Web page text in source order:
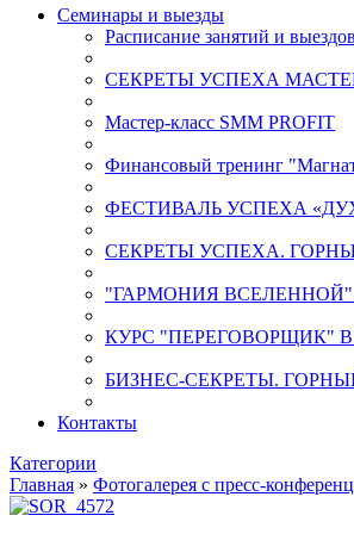
Семинары и выезды
Расписание занятий и выездов
СЕКРЕТЫ УСПЕХА
Мастер-класс SMM PROFIT
Финансовый тренинг
ФЕСТИВАЛЬ УСПЕХА
СЕКРЕТЫ УСПЕХА.
"ГАРМОНИЯ
КУРС "ПЕРЕГОВОРЩИК"
БИЗНЕС-СЕКРЕТЫ.
Контакты
Категории
Главная » Фотогалерея с пресс-